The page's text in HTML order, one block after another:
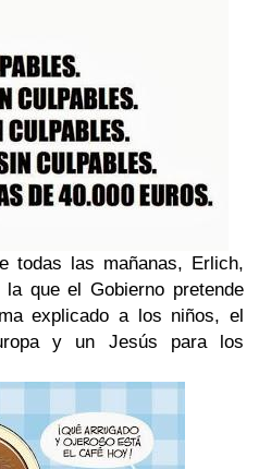
todas las mañanas, Erlich,
que el Gobierno pretende
explicado a los niños, el
y un Jesús para los